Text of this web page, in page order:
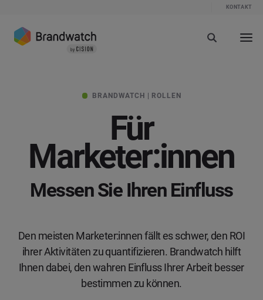
KONTAKT
BRANDWATCH | ROLLEN
Für
Marketer:innen
Messen Sie Ihren Einfluss
Den meisten Marketer:innen fällt es schwer, den ROI
ihrer Aktivitäten zu quantifizieren. Brandwatch hilft
Ihnen dabei, den wahren Einfluss Ihrer Arbeit besser
bestimmen zu können.